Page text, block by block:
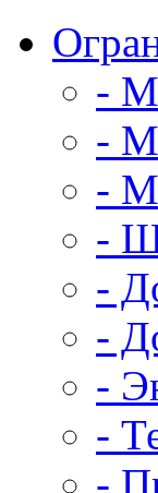
-
-
-
-
-
-
-
-
-